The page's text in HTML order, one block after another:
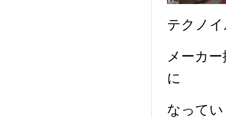
テクノ
メーカ
に
なって